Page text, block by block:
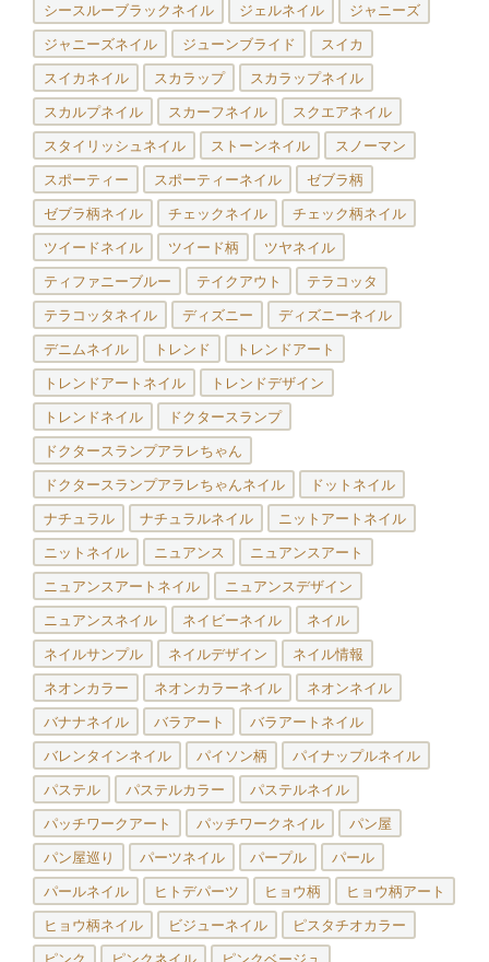
シースルーブラックネイル ジェルネイル ジャニーズ
ジャニーズネイル ジューンブライド スイカ
スイカネイル スカラップ スカラップネイル
スカルプネイル スカーフネイル スクエアネイル
スタイリッシュネイル ストーンネイル スノーマン
スポーティー スポーティーネイル ゼブラ柄
ゼブラ柄ネイル チェックネイル チェック柄ネイル
ツイードネイル ツイード柄 ツヤネイル
ティファニーブルー テイクアウト テラコッタ
テラコッタネイル ディズニー ディズニーネイル
デニムネイル トレンド トレンドアート
トレンドアートネイル トレンドデザイン
トレンドネイル ドクタースランプ
ドクタースランプアラレちゃん
ドクタースランプアラレちゃんネイル ドットネイル
ナチュラル ナチュラルネイル ニットアートネイル
ニットネイル ニュアンス ニュアンスアート
ニュアンスアートネイル ニュアンスデザイン
ニュアンスネイル ネイビーネイル ネイル
ネイルサンプル ネイルデザイン ネイル情報
ネオンカラー ネオンカラーネイル ネオンネイル
バナナネイル バラアート バラアートネイル
バレンタインネイル パイソン柄 パイナップルネイル
パステル パステルカラー パステルネイル
パッチワークアート パッチワークネイル パン屋
パン屋巡り パーツネイル パープル パール
パールネイル ヒトデパーツ ヒョウ柄 ヒョウ柄アート
ヒョウ柄ネイル ビジューネイル ピスタチオカラー
ピンク ピンクネイル ピンクベージュ